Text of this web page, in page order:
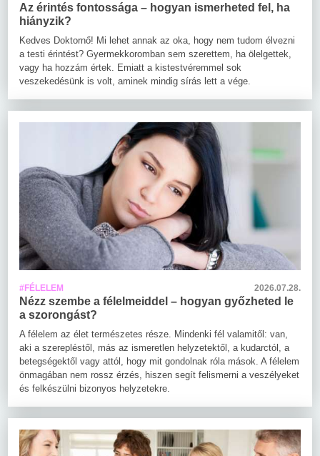
Az érintés fontossága – hogyan ismerheted fel, ha
hiányzik?
Kedves Doktornő! Mi lehet annak az oka, hogy nem tudom élvezni
a testi érintést? Gyermekkoromban sem szerettem, ha ölelgettek,
vagy ha hozzám értek. Emiatt a kistestvéremmel sok
veszekedésünk is volt, aminek mindig sírás lett a vége.
#FÉLELEM 2026.07.28.
Nézz szembe a félelmeiddel – hogyan győzheted le
a szorongást?
A félelem az élet természetes része. Mindenki fél valamitől: van,
aki a szerepléstől, más az ismeretlen helyzetektől, a kudarctól, a
betegségektől vagy attól, hogy mit gondolnak róla mások. A félelem
önmagában nem rossz érzés, hiszen segít felismerni a veszélyeket
és felkészülni bizonyos helyzetekre.